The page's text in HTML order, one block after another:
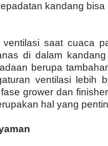
kandang
ventilasi saat cuaca
di dalam
berupa
ventilasi lebih
grower dan
hal yang